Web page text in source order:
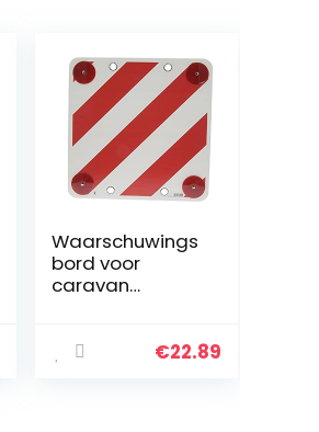
Waarschuwings
bord voor
caravan
€22.89